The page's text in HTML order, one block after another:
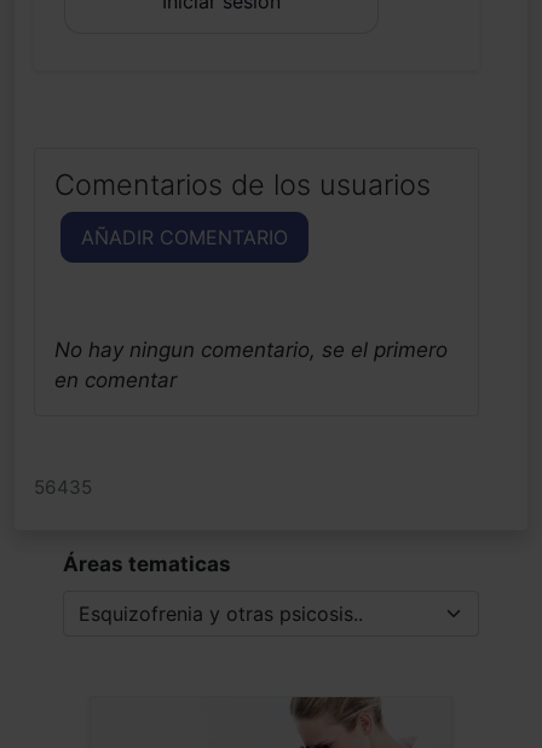
Comentarios de los usuarios
AÑADIR COMENTARIO
No hay ningun comentario, se el primero
en comentar
56435
Áreas tematicas